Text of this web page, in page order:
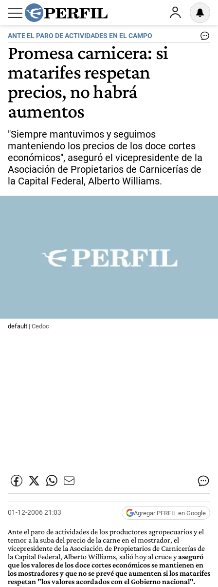
ANTE EL PARO DE ACTIVIDADES EN EL CAMPO
Promesa carnicera: si
matarifes respetan
precios, no habrá
aumentos
"Siempre mantuvimos y seguimos
manteniendo los precios de los doce cortes
económicos", aseguró el vicepresidente de la
Asociación de Propietarios de Carnicerías de
la Capital Federal, Alberto Williams.
default | Cedoc
01-12-2006 21:03 Agregar PERFIL en Google
Ante el paro de actividades de los productores agropecuarios y el
temor a la suba del precio de la carne en el mostrador, el
vicepresidente de la Asociación de Propietarios de Carnicerías de
la Capital Federal, Alberto Williams, salió hoy al cruce yaseguró
que los valores de los doce cortes económicos se mantienen en
los mostradores y que no se prevé que aumenten si los matarifes
respetan "los valores acordados con el Gobierno nacional".